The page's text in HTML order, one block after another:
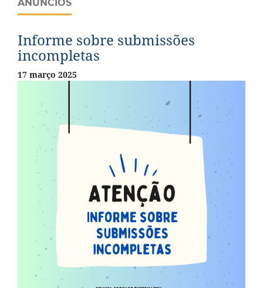
ANÚNCIOS
Informe sobre submissões
incompletas
17 março 2025